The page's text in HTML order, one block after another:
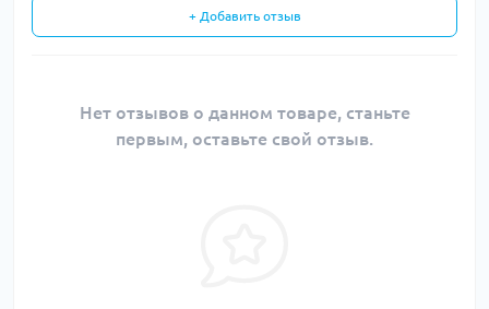
+ Добавить отзыв
Нет отзывов о данном товаре, станьте
первым, оставьте свой отзыв.